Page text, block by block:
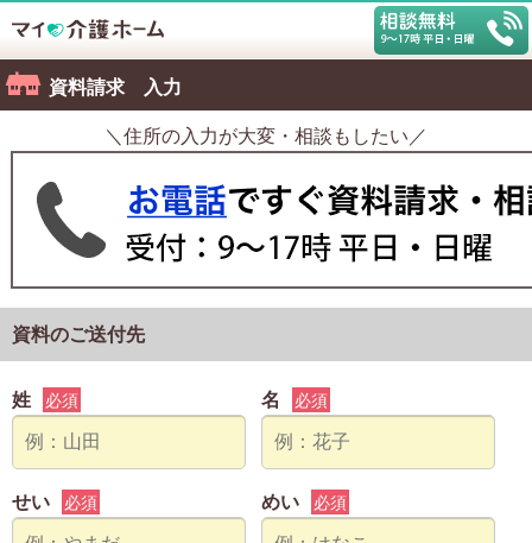
資料請求 入力
＼住所の入力が大変・相談もしたい／
資料のご送付先
姓 必須 名 必須
せい 必須 めい 必須